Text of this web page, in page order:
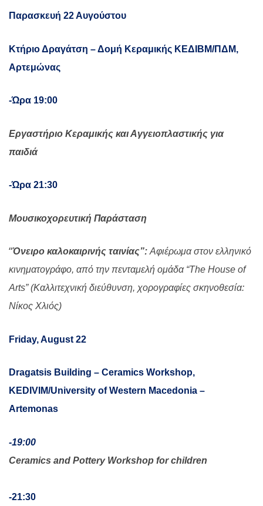
Παρασκευή 22 Αυγούστου
Κτήριο Δραγάτση – Δομή Κεραμικής ΚΕΔΙΒΜ/ΠΔΜ,
Αρτεμώνας
-Ώρα 19:00
Εργαστήριο Κεραμικής και Αγγειοπλαστικής για
παιδιά
-Ώρα 21:30
Μουσικοχορευτική Παράσταση
“Όνειρο καλοκαιρινής ταινίας”: Αφιέρωμα στον ελληνικό
κινηματογράφο, από την πενταμελή ομάδα “The House of
Arts” (Καλλιτεχνική διεύθυνση, χορογραφίες σκηνοθεσία:
Νίκος Χλιός)
Friday, August 22
Dragatsis Building – Ceramics Workshop,
KEDIVIM/University of Western Macedonia –
Artemonas
-19:00
Ceramics and Pottery Workshop for children
-21:30